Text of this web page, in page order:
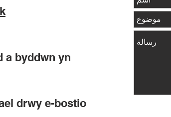
a byddwn yn
drwy e-bostio